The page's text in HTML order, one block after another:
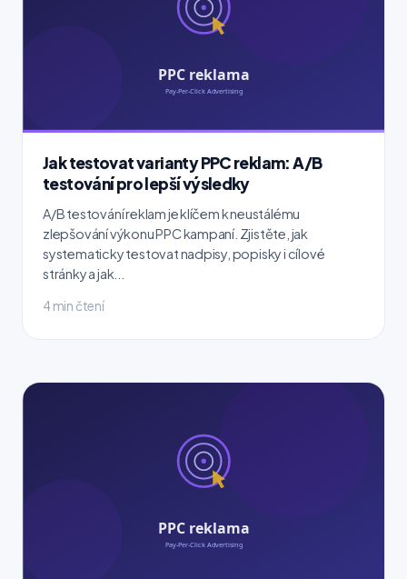
Jak testovat varianty PPC reklam: A/B
testování pro lepší výsledky
A/B testování reklam je klíčem k neustálému
zlepšování výkonu PPC kampaní. Zjistěte, jak
systematicky testovat nadpisy, popisky i cílové
stránky a jak...
4 min čtení